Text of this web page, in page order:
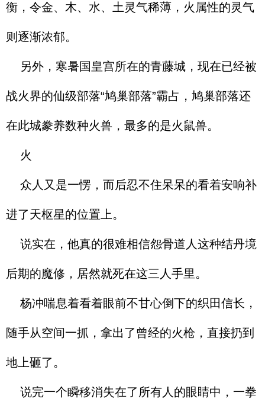
衡，令金、木、水、土灵气稀薄，火属性的灵气
则逐渐浓郁。
另外，寒暑国皇宫所在的青藤城，现在已经被
战火界的仙级部落“鸠巢部落”霸占，鸠巢部落还
在此城豢养数种火兽，最多的是火鼠兽。
火
众人又是一愣，而后忍不住呆呆的看着安响补
进了天枢星的位置上。
说实在，他真的很难相信怨骨道人这种结丹境
后期的魔修，居然就死在这三人手里。
杨冲喘息着看着眼前不甘心倒下的织田信长，
随手从空间一抓，拿出了曾经的火枪，直接扔到
地上砸了。
说完一个瞬移消失在了所有人的眼睛中，一拳